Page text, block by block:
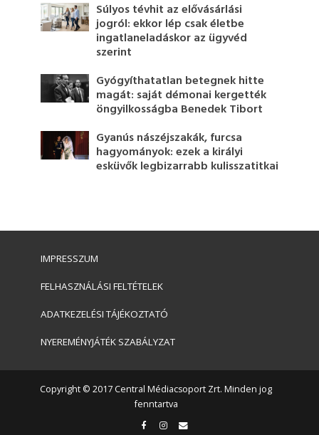
Súlyos tévhit az elővásárlási
jogról: ekkor lép csak életbe
ingatlaneladáskor az ügyvéd
szerint
Gyógyíthatatlan betegnek hitte
magát: saját démonai kergették
öngyilkosságba Benedek Tibort
Gyanús nászéjszakák, furcsa
hagyományok: ezek a királyi
esküvők legbizarrabb kulisszatitkai
IMPRESSZUM
FELHASZNÁLÁSI FELTÉTELEK
ADATKEZELÉSI TÁJÉKOZTATÓ
NYEREMÉNYJÁTÉK SZABÁLYZAT
Copyright © 2017 Central Médiacsoport Zrt. Minden jog
fenntartva